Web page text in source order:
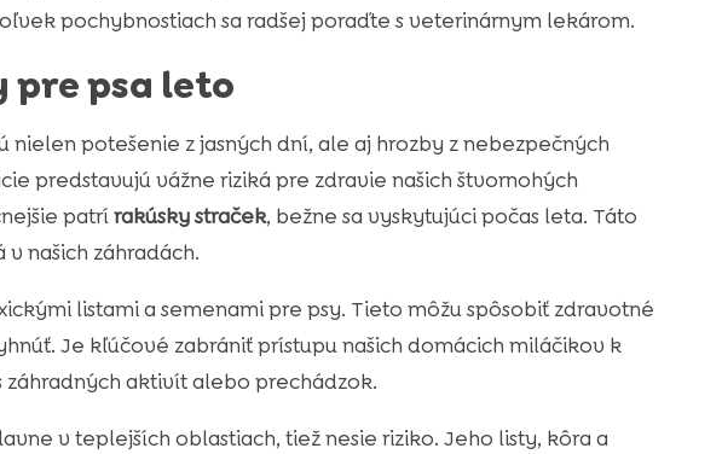
pochybnostiach sa radšej poraďte s veterinárnym lekárom.
psa leto
nielen potešenie z jasných dní, ale aj hrozby z nebezpečných
predstavujú vážne riziká pre zdravie našich štvornohých
patrírakúsky straček, bežne sa vyskytujúci počas leta. Táto
našich záhradách.
listami a semenami pre psy. Tieto môžu spôsobiť zdravotné
Je kľúčové zabrániť prístupu našich domácich miláčikov k
záhradných aktivít alebo prechádzok.
v teplejších oblastiach, tiež nesie riziko. Jeho listy, kôra a